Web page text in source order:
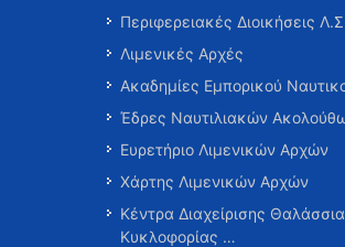
Περιφερειακές Διοικήσεις
Λιμενικές Αρχές
Ακαδημίες Εμπορικού
Έδρες Ναυτιλιακών
Ευρετήριο Λιμενικών Αρχών
Χάρτης Λιμενικών Αρχών
Κέντρα Διαχείρισης
Κυκλοφορίας …